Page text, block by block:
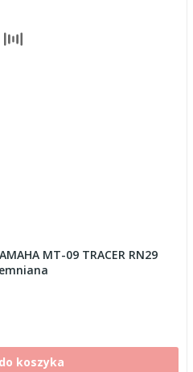
MT-09 TRACER RN29
koszyka